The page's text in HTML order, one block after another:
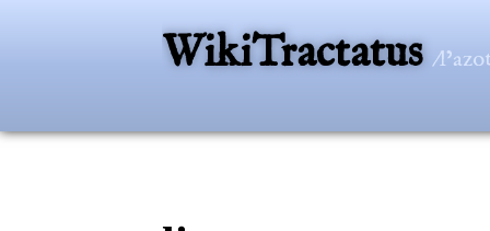
WikiTractatus /